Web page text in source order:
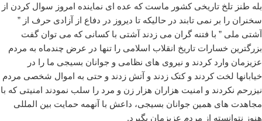
بله طنز تلخ تاریخی کشور ماست که عده ای نماینده امروز سوال کردن از
سخنران را بر نمی تابند در حالیکه تا دیروز در دفاع از آزادی حرف از ”
آشتی ملی ” با فتنه گران می زدند آشتی با کسانی که می توان گفت
بزرگترین خسارات تاریخ انقلاب اسلامی را تنها در عرض چندماه به مردم
عزیزمان وارد کردند و نیروی های نظامی و جوانان بسیجی ما را در
خیابانها لخت کردند و کتک زدند و آتش زدند و حتی به اموال شخصی مردم
نیزرحم نکردند و امنیت هزاران هزار زن و مرد را سلب نمودند امنیتی که با
مجاهدت های همین جوانان بسیجی، داعش با آنهمه حمایت بین المللی
هنوز نتوانسته از مردم عزیزمان بگیرد.